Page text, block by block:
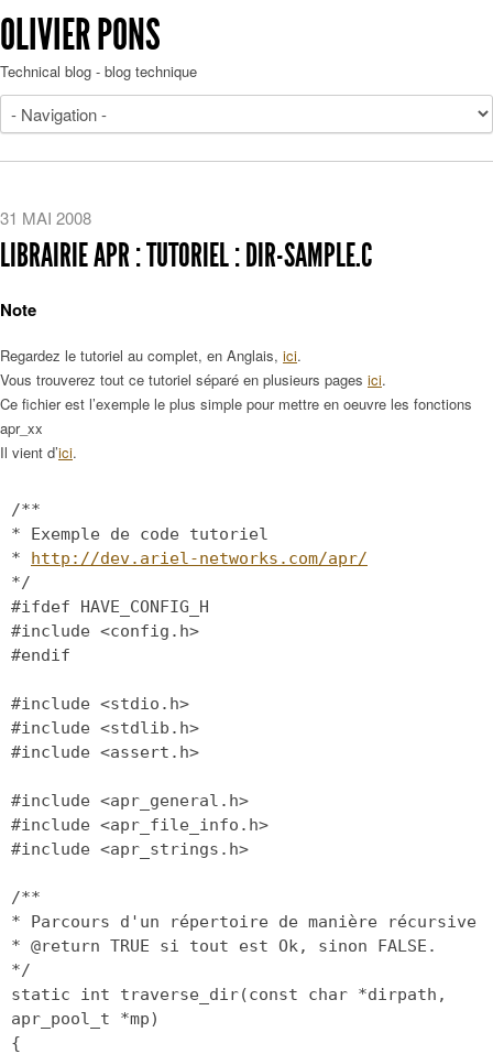
OLIVIER PONS
Technical blog - blog technique
31 MAI 2008
LIBRAIRIE APR : TUTORIEL : DIR-SAMPLE.C
Note
Regardez le tutoriel au complet, en Anglais, ici.
Vous trouverez tout ce tutoriel séparé en plusieurs pages ici.
Ce fichier est l’exemple le plus simple pour mettre en oeuvre les fonctions
apr_xx
Il vient d’ici.
/**
* Exemple de code tutoriel
* http://dev.ariel-networks.com/apr/
*/
#ifdef HAVE_CONFIG_H
#include <config.h>
#endif
#include <stdio.h>
#include <stdlib.h>
#include <assert.h>
#include <apr_general.h>
#include <apr_file_info.h>
#include <apr_strings.h>
/**
* Parcours d'un répertoire de manière récursive
* @return TRUE si tout est Ok, sinon FALSE.
*/
static int traverse_dir(const char *dirpath,
apr_pool_t *mp)
{